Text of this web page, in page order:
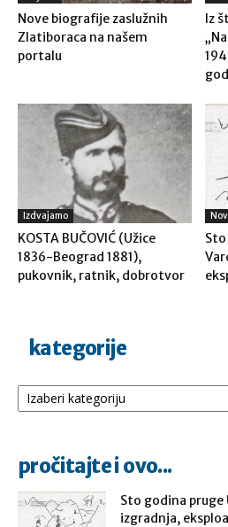
Nove biografije zaslužnih
Zlatiboraca na našem
portalu
Iz
Izdvajamo
KOSTA BUČOVIĆ (Užice
1836-Beograd 1881),
pukovnik, ratnik, dobrotvor
kategorije
Kategorije
pročitajte i ovo...
Sto godina pruge
izgradnja,